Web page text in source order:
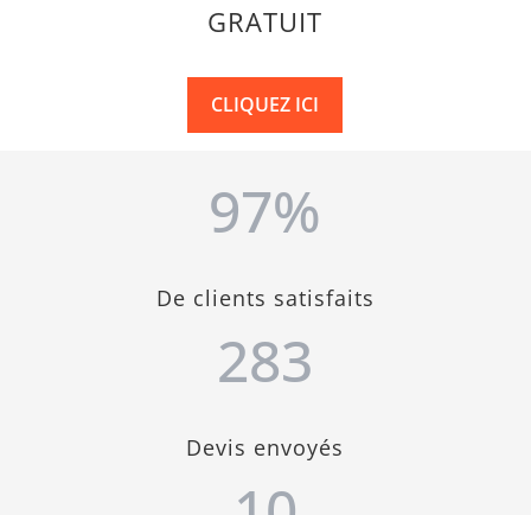
GRATUIT
CLIQUEZ ICI
97%
De clients satisfaits
283
Devis envoyés